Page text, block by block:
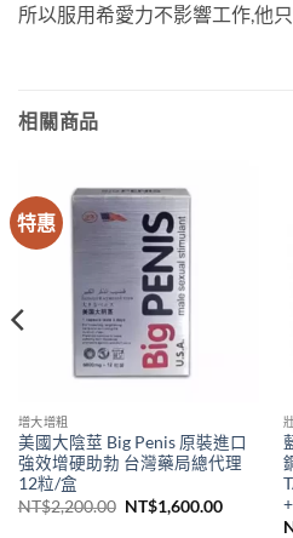
所以服用希愛力不影響工作,他
相關商品
特惠
增大增粗
美國大陰莖 Big Penis 原裝進口
強效增硬助勃 台灣藥局總代理
12粒/盒
NT$2,200.00 原
NT$1,600.00目